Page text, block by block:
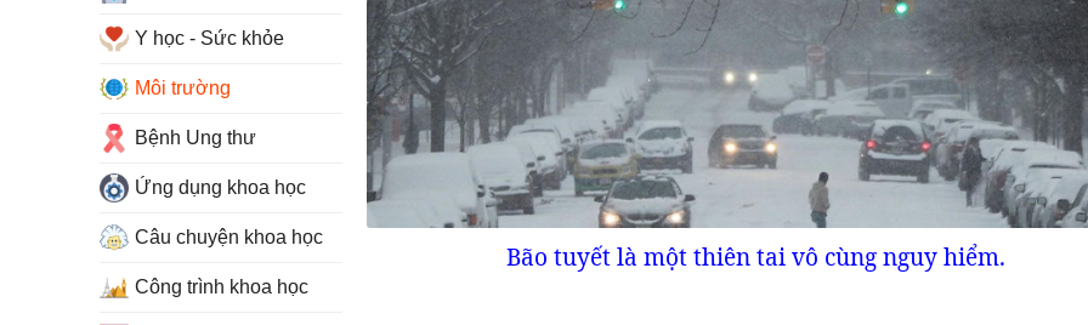
Bão tuyết là một thiên tai vô cùng nguy hiểm.
Y học - Sức khỏe
Môi trường
Bệnh Ung thư
Ứng dụng khoa học
Câu chuyện khoa học
Công trình khoa học